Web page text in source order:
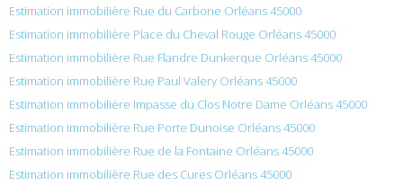
Estimation immobilière Rue du Carbone Orléans 45000
Estimation immobilière Place du Cheval Rouge Orléans 45000
Estimation immobilière Rue Flandre Dunkerque Orléans 45000
Estimation immobilière Rue Paul Valery Orléans 45000
Estimation immobilière Impasse du Clos Notre Dame Orléans 45000
Estimation immobilière Rue Porte Dunoise Orléans 45000
Estimation immobilière Rue de la Fontaine Orléans 45000
Estimation immobilière Rue des Cures Orléans 45000